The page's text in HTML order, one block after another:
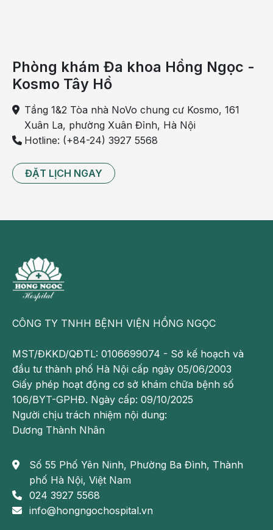
Mạch máu
Các vấn đề gặp ở mạch máu lớn và trung bình như
hiện tượng cục máu đông, động mạch bị kẹp nhầm
khi phẫu thuật, huyết khối gây tắc động mạch, huyết
máu ở thận và khiến thận bị tổn thương, suy giảm
chức năng.
Ở mạch máu nhỏ, các vấn đề như thuyên tắc xơ
vữa, huyết khối vi mạch, tăng huyết áp cấp tính, cơn
xơ cứng bì cấp, hội chứng thiếu máu tán huyết, tăng
năng thận.
Mô kẽ
Có một số vấn đề ở mô kẽ liên quan đến bệnh suy
Phòng khám Đa khoa Hồng Ngọc -
Kosmo Tây Hồ
Tầng 1&2 Tòa nhà NoVo chung cư Kosmo, 161
Xuân La, phường Xuân Đỉnh, Hà Nội
Hotline: (+84-24) 3927 5568
ĐẶT LỊCH NGAY
CÔNG TY TNHH BỆNH VIỆN HỒNG NGỌC
MST/ĐKKD/QĐTL: 0106699074 - Sở kế hoạch và
đầu tư thành phố Hà Nội cấp ngày 05/06/2003
Giấy phép hoạt động cơ sở khám chữa bệnh số
106/BYT-GPHĐ. Ngày cấp: 09/10/2025
Người chịu trách nhiệm nội dung:
Dương Thành Nhân
Số 55 Phố Yên Ninh, Phường Ba Đình, Thành
phố Hà Nội, Việt Nam
024 3927 5568
info@hongngochospital.vn